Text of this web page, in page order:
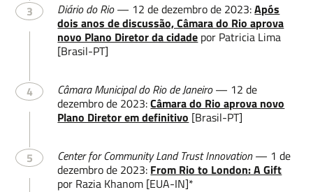
3 Diário do Rio— 12 de dezembro de 2023:Após
dois anos de discussão, Câmara do Rio aprova
novo Plano Diretor da cidade por Patricia Lima
[Brasil-PT]
4 Câmara Municipal do Rio de Janeiro— 12 de
dezembro de 2023:Câmara do Rio aprova novo
Plano Diretor em definitivo [Brasil-PT]
5 Center for Community Land Trust Innovation— 1 de
dezembro de 2023: From Rio to London: A Gift
por Razia Khanom [EUA-IN]*